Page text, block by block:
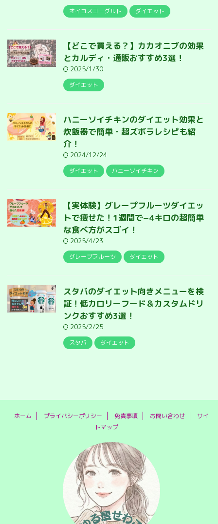
オイコスヨーグルト ダイエット
【どこで買える？】カカオニブの効果
とカルディ・通販おすすめ3選！
2025/1/30
ダイエット
ハニーソイチキンのダイエット効果と
炊飯器で簡単・超ズボラレシピも紹
介！
2024/12/24
ダイエット ハニーソイチキン
【実体験】グレープフルーツダイエッ
トで痩せた！1週間で−4キロの超簡単
な食べ方がスゴイ！
2025/4/23
グレープフルーツ ダイエット
スタバのダイエット向きメニューを検
証！低カロリーフード＆カスタムドリ
ンクおすすめ3選！
2025/2/25
スタバ ダイエット
ホーム プライバシーポリシー 免責事項 お問い合わせ
サイ
トマップ